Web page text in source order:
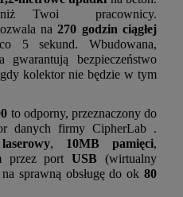
niż Twoi pracownicy.
na270 godzin ciągłej
5 sekund. Wbudowana,
gwarantują bezpieczeństwo
kolektor nie będzie w tym
to odporny, przeznaczony do
danych firmy CipherLab .
laserowy, 10MB pamięci,
przez portUSB(wirtualny
sprawną obsługę do ok80